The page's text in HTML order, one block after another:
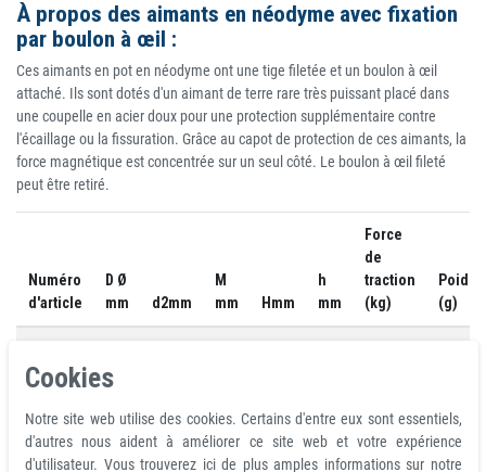
À propos des aimants en néodyme avec fixation
par boulon à œil :
Ces aimants en pot en néodyme ont une tige filetée et un boulon à œil
attaché. Ils sont dotés d'un aimant de terre rare très puissant placé dans
une coupelle en acier doux pour une protection supplémentaire contre
l'écaillage ou la fissuration. Grâce au capot de protection de ces aimants, la
force magnétique est concentrée sur un seul côté. Le boulon à œil fileté
peut être retiré.
Numéro
d'article
D Ø
mm
d2mm
M
mm
Hmm
h
mm
Force
de
traction
(kg)
Poids
(g)
1141 20 6 4 31 15 10 18,1
Cookies
Notre site web utilise des cookies. Certains d'entre eux sont essentiels,
d'autres nous aident à améliorer ce site web et votre expérience
d'utilisateur. Vous trouverez ici de plus amples informations sur notre